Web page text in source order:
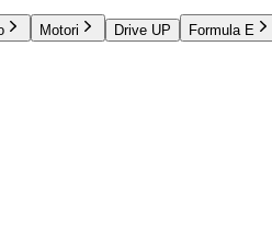
Motori Drive UP Formula E